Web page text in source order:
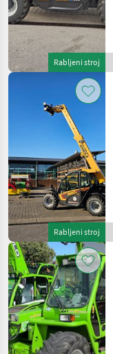
Rabljeni stroj
Rabljeni stroj